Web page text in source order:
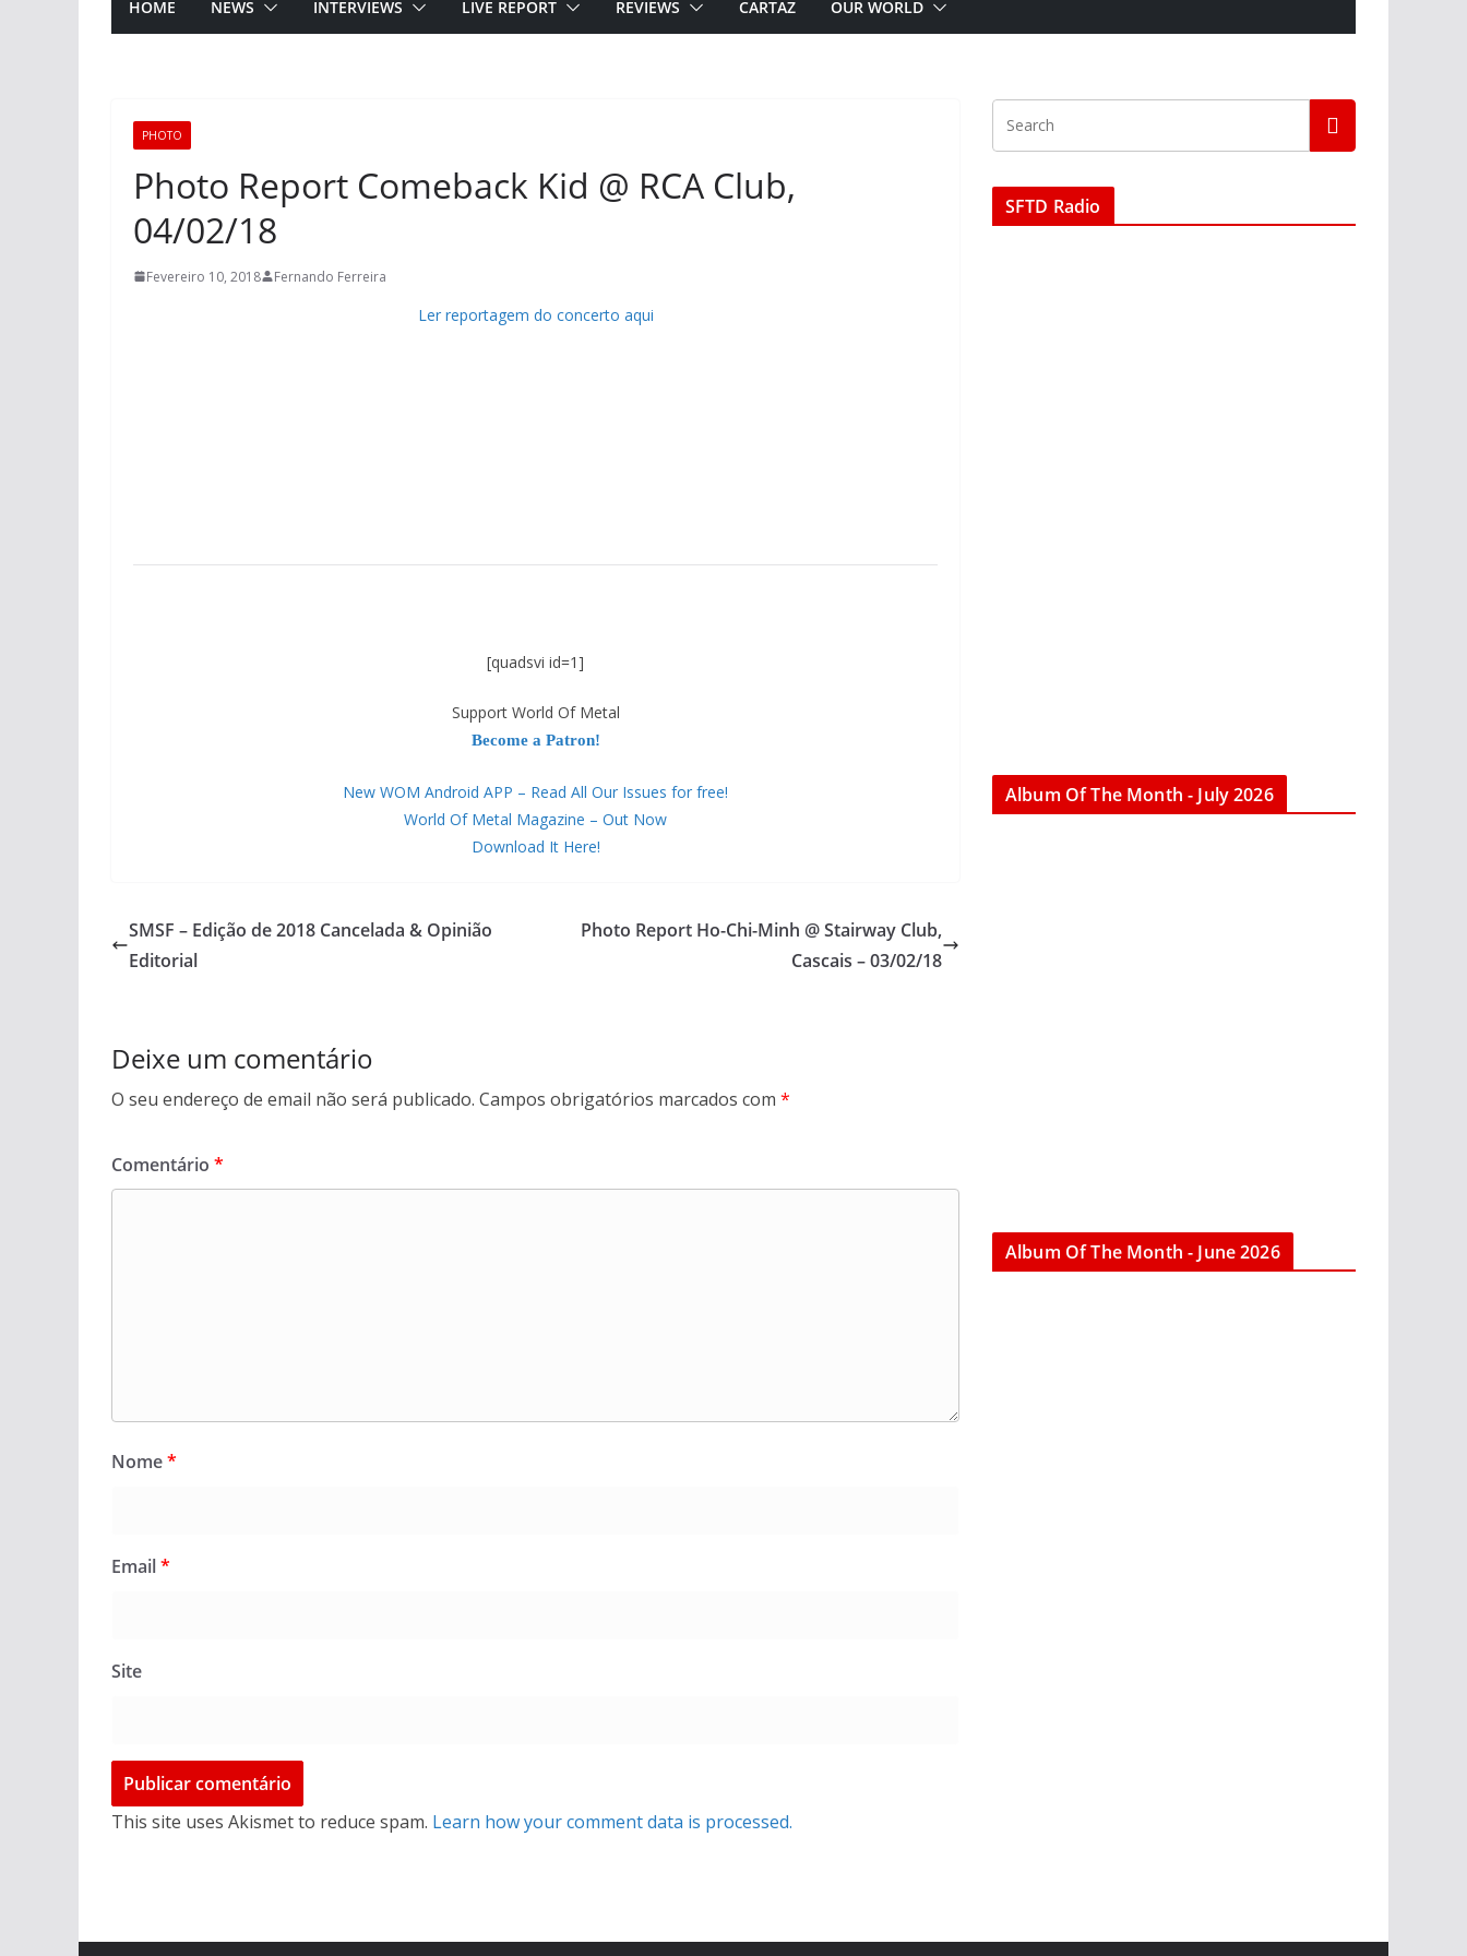
HOME NEWS INTERVIEWS LIVE REPORT REVIEWS CARTAZ OUR WORLD
PHOTO
Photo Report Comeback Kid @ RCA Club,
04/02/18
Fevereiro 10, 2018 Fernando Ferreira
Ler reportagem do concerto aqui
[quadsvi id=1]
Support World Of Metal
Become a Patron!
New WOM Android APP – Read All Our Issues for free!
World Of Metal Magazine – Out Now
Download It Here!
SMSF – Edição de 2018 Cancelada & Opinião
Editorial
Photo Report Ho-Chi-Minh @ Stairway Club,
Cascais – 03/02/18
Deixe um comentário
O seu endereço de email não será publicado. Campos obrigatórios marcados com *
Comentário *
Nome*
Email*
Site
This site uses Akismet to reduce spam. Learn how your comment data is processed.
SFTD Radio
Album Of The Month - July 2026
Album Of The Month - June 2026